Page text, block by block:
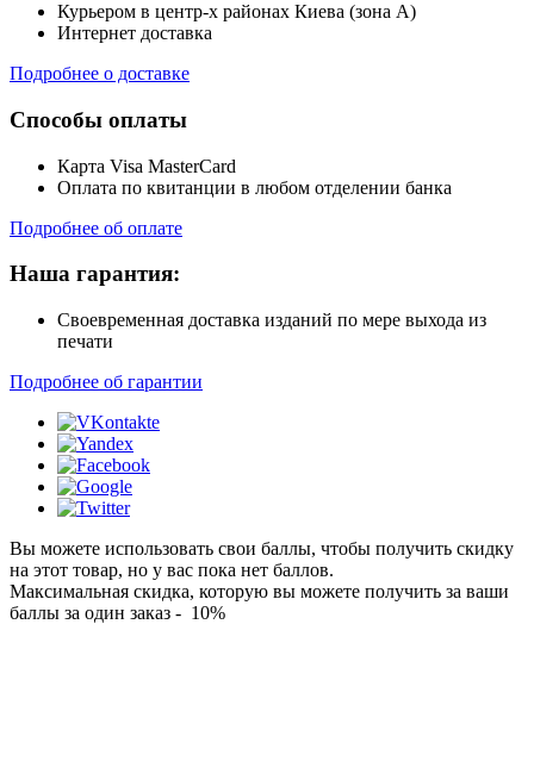
Курьером в центр-х районах Киева (зона А)
Интернет доставка
Подробнее о доставке
Способы оплаты
Карта Visa MasterCard
Оплата по квитанции в любом отделении банка
Подробнее об оплате
Наша гарантия:
Своевременная доставка изданий по мере выхода из
печати
Подробнее об гарантии
Вы можете использовать свои баллы, чтобы получить скидку
на этот товар, но у вас пока нет баллов.
Максимальная скидка, которую вы можете получить за ваши
баллы за один заказ - 10%